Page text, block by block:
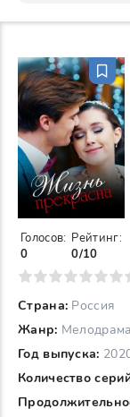
Страна: Россия
Жанр: Мелодрама
Год выпуска:
Количество
Голосов:
0
Рейтинг:
0/10
7 8 9 10